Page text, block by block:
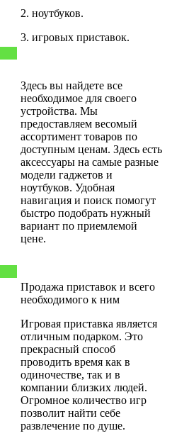
2. ноутбуков.
3. игровых приставок.
Здесь вы найдете все
необходимое для своего
устройства. Мы
предоставляем весомый
ассортимент товаров по
доступным ценам. Здесь есть
аксессуары на самые разные
модели гаджетов и
ноутбуков. Удобная
навигация и поиск помогут
быстро подобрать нужный
вариант по приемлемой
цене.
Продажа приставок и всего
необходимого к ним
Игровая приставка является
отличным подарком. Это
прекрасный способ
проводить время как в
одиночестве, так и в
компании близких людей.
Огромное количество игр
позволит найти себе
развлечение по душе.